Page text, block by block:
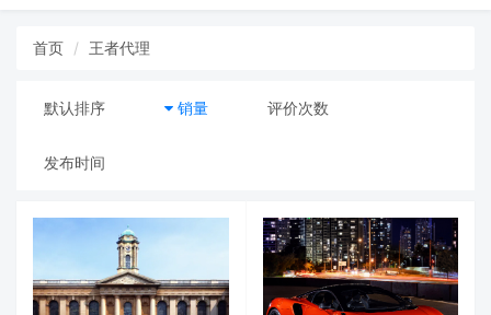
首页 王者代理
默认排序 销量 评价次数
发布时间